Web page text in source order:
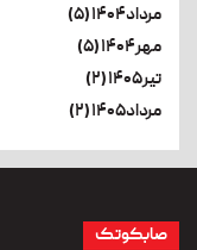
مرداد۱۴۰۴ (۵)
مهر۱۴۰۴ (۵)
تیر۱۴۰۵ (۲)
مرداد۱۴۰۵ (۲)
صابکوتک